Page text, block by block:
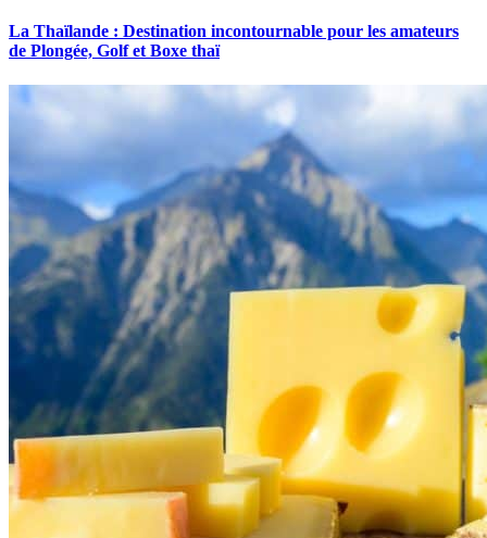
La Thaïlande : Destination incontournable pour les amateurs
de Plongée, Golf et Boxe thaï